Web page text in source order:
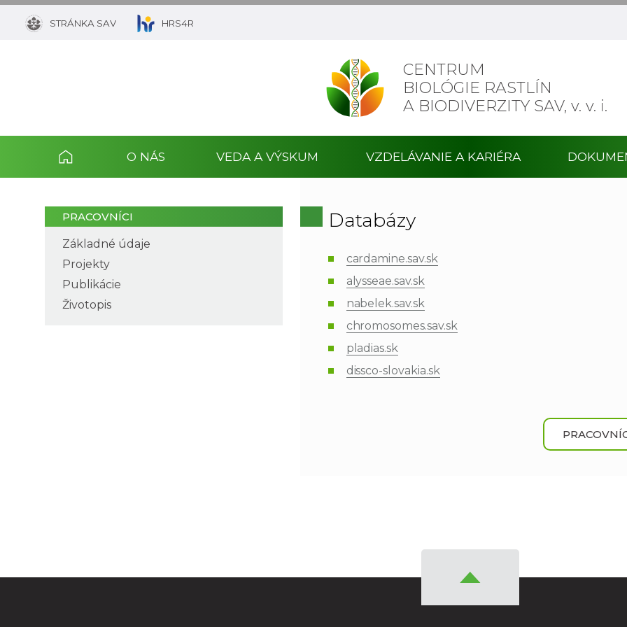
CENTRUM
BIOLÓGIE RASTLÍN
A BIODIVERZITY SAV, v. v. i.
STRÁNKA SAV HRS4R
O NÁS VEDA A VÝSKUM VZDELÁVANIE A KARIÉRA
PRACOVNÍCI
Základné údaje
Projekty
Publikácie
Životopis
Databázy
cardamine.sav.sk
alysseae.sav.sk
nabelek.sav.sk
chromosomes.sav.sk
pladias.sk
dissco-slovakia.sk